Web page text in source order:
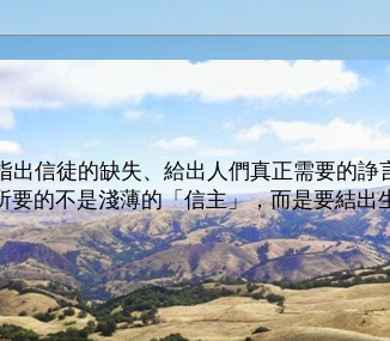
信徒的缺失、給出人們真正需要的諍
的不是淺薄的「信主」，而是要結出